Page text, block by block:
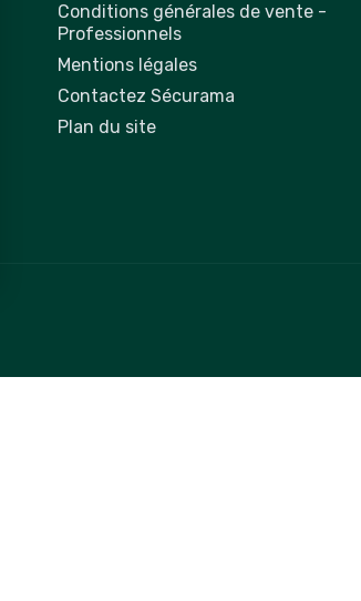
Conditions générales de vente -
Professionnels
Mentions légales
Contactez Sécurama
Plan du site
Options
de confidentialité, en